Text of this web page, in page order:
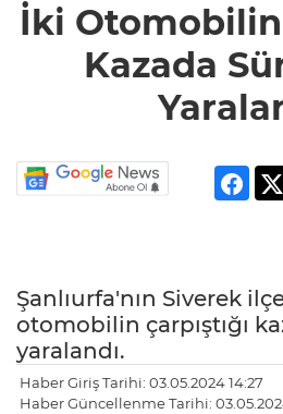
Kazada
Sürücüler
İki Otomobilin
Kazada
Şanlıurfa'nın Siverek
otomobilin çarpıştığı
yaralandı.
Haber Giriş Tarihi: 03.05.2024 14:27
Haber Güncellenme Tarihi: